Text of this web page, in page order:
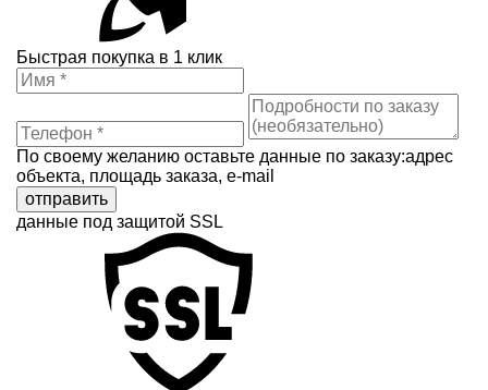
Быстрая покупка в 1 клик
По своему желанию оставьте данные по заказу:адрес
объекта, площадь заказа, e-mail
отправить
данные под защитой SSL